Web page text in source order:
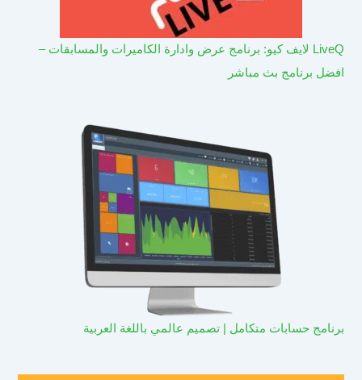
LiveQ لايف كيو: برنامج عرض وادارة الكاميرات والمسابقات –
افضل برنامج بث مباشر
برنامج حسابات متكامل | تصميم عالمي باللغة العربية